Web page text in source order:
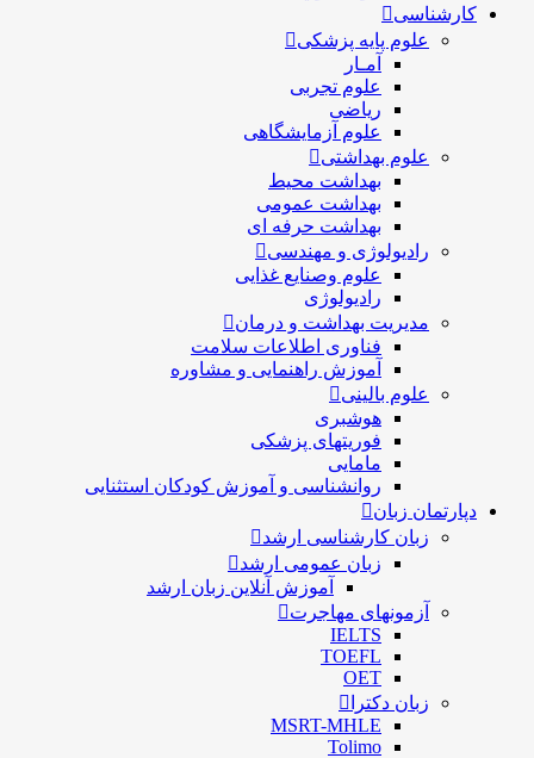
کارشناسی
علوم پایه پزشکی
آمـار
علوم تجربی
ریاضی
علوم آزمایشگاهی
علوم بهداشتی
بهداشت محیط
بهداشت عمومی
بهداشت حرفه ای
رادیولوژی و مهندسی
علوم وصنایع غذایی
رادیولوژی
مدیریت بهداشت و درمان
فناوری اطلاعات سلامت
آموزش راهنمایی و مشاوره
علوم بالینی
هوشبری
فوریتهای پزشکی
مامایی
روانشناسی و آموزش کودکان استثنایی
دپارتمان زبان
زبان کارشناسی ارشد
زبان عمومی ارشد
آموزش آنلاین زبان ارشد
آزمونهای مهاجرت
IELTS
TOEFL
OET
زبان دکترا
MSRT-MHLE
Tolimo